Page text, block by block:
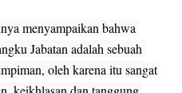
menyampaikan bahwa
Jabatan adalah sebuah
oleh karena itu sangat